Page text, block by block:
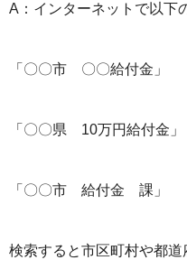
A：インターネットで以下
「〇〇市 〇〇給付金」
「〇〇県 10万円給付金」
「〇〇市 給付金 課」
検索すると市区町村や都